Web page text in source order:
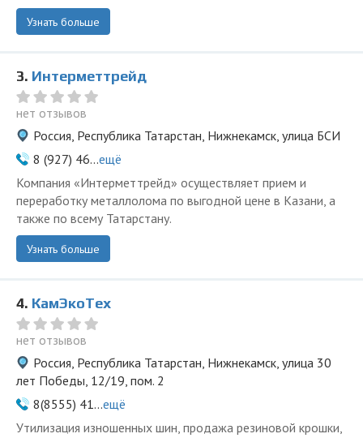
Узнать больше
3. Интерметтрейд
нет отзывов
Россия, Республика Татарстан, Нижнекамск, улица БСИ
8 (927) 46...ещё
Компания «Интерметтрейд» осуществляет прием и
переработку металлолома по выгодной цене в Казани, а
также по всему Татарстану.
Узнать больше
4. КамЭкоТех
нет отзывов
Россия, Республика Татарстан, Нижнекамск, улица 30
лет Победы, 12/19, пом. 2
8(8555) 41...ещё
Утилизация изношенных шин, продажа резиновой крошки,